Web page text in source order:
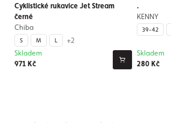
Cyklistické rukavice Jet Stream
černé
Chiba
S M L +2
971 Kč
Skladem
.
KENNY
39-42
280 Kč
Skladem